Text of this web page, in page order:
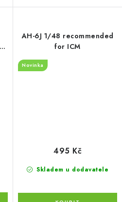
AH-6J 1/48 recommended
for ICM
Novinka
Skladem u dodavatele
495 Kč